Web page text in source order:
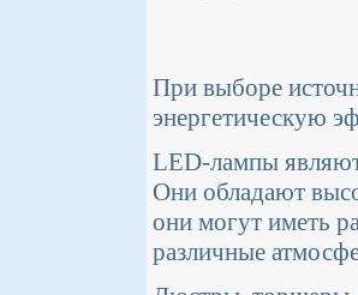
При выборе
энергетическую
LED-лампы
Они обладают
они могут иметь
различные